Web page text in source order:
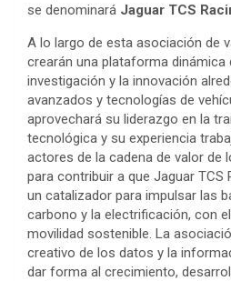
se denominará Jaguar TCS
A lo largo de esta asociación de
crearán una plataforma dinámica
investigación y la innovación
avanzados y tecnologías de
aprovechará su liderazgo en la
tecnológica y su experiencia
actores de la cadena de valor de
para contribuir a que Jaguar TCS
un catalizador para impulsar las
carbono y la electrificación, con
movilidad sostenible. La
creativo de los datos y la
dar forma al crecimiento,